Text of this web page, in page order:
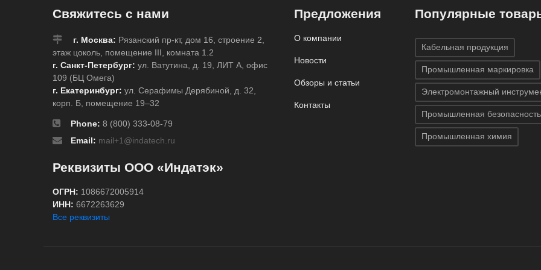
Свяжитесь с нами
г. Москва: Рязанский пр-кт, дом 16, строение 2,
этаж цоколь, помещение III, комната 1.2
г. Санкт-Петербург: ул. Ватутина, д. 19, ЛИТ А, офис
109 (БЦ Омега)
г. Екатеринбург: ул. Серафимы Дерябиной, д. 32,
корп. Б, помещение 19–32
Phone: 8 (800) 333-08-79
Email: mail+1@indatech.ru
Реквизиты ООО «Индатэк»
ОГРН: 1086672005914
ИНН: 6672263629
Все реквизиты
Предложения
О компании
Новости
Обзоры и статьи
Контакты
Популярные
Кабельная продукция
Промышленная маркировка
Электромонтажный
Промышленная безопасность
Промышленная химия